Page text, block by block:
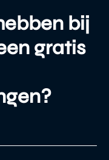
bij
gratis